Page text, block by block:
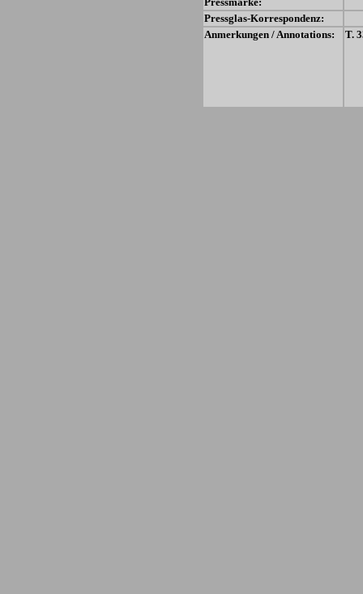
Pressglas-Korrespondenz:
Anmerkungen / Annotations:
T.